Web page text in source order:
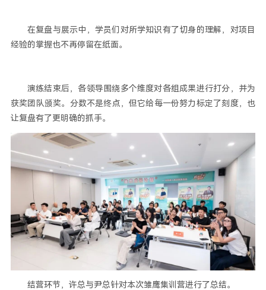
在复盘与展示中，学员们对所学知识有了切身的理解，对项目
经验的掌握也不再停留在纸面。
演练结束后，各领导围绕多个维度对各组成果进行打分，并为
获奖团队颁奖。分数不是终点，但它给每一份努力标定了刻度，也
让复盘有了更明确的抓手。
结营环节，许总与尹总针对本次雏鹰集训营进行了总结。